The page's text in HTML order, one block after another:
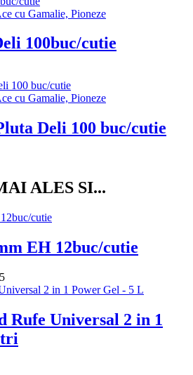
cu Gamalie, Pioneze
100buc/cutie
cu Gamalie, Pioneze
Deli 100 buc/cutie
ALES SI...
EH 12buc/cutie
Rufe Universal 2 in 1